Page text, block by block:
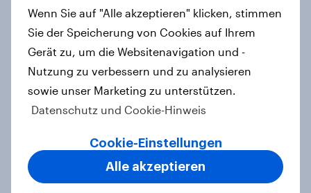
nicht, ob sie schon gleichgestellt
sind
Artikel
Landtagswahl Baden-Württemberg
Wohnen sind die wichtigsten
Themen – CDU überzeugt als Partei,
Cem Özdemir als Kandidat
Wenn Sie auf "Alle akzeptieren" klicken, stimmen
Sie der Speicherung von Cookies auf Ihrem
Gerät zu, um die Websitenavigation und -
Nutzung zu verbessern und zu analysieren
sowie unser Marketing zu unterstützen.
Datenschutz und Cookie-Hinweis
Cookie-Einstellungen
Alle akzeptieren